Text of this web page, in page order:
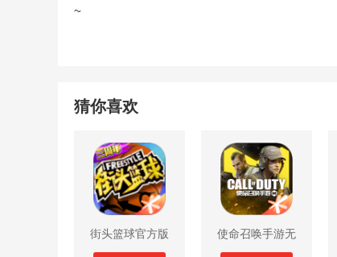
~
猜你喜欢
街头篮球官方版
使命召唤手游无
限子弹版